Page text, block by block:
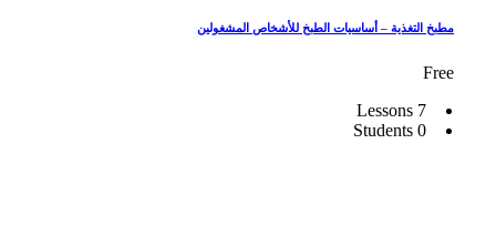
مطبخ التغذية – أساسيات الطبخ للأشخاص المشغولين
Free
7 Lessons
0 Students